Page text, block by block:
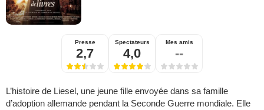
Presse
2,7
Spectateurs
4,0
Mes amis
--
L’histoire de Liesel, une jeune fille envoyée dans sa famille
d’adoption allemande pendant la Seconde Guerre mondiale. Elle